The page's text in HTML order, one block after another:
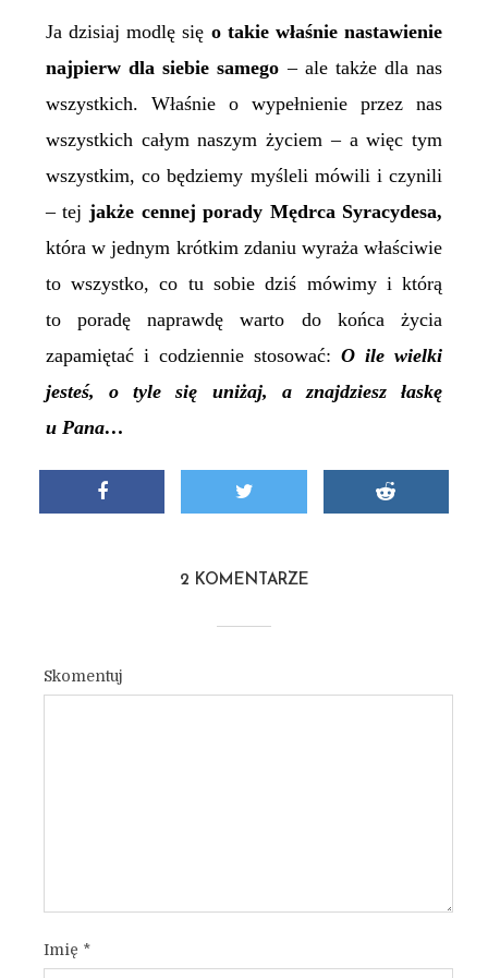
Ja dzisiaj modlę się o takie właśnie nastawienie
najpierw dla siebie samego– ale także dla nas
wszystkich. Właśnie o wypełnienie przez nas
wszystkich całym naszym życiem – a więc tym
wszystkim, co będziemy myśleli mówili i czynili
– tej jakże cennej porady Mędrca Syracydesa,
która w jednym krótkim zdaniu wyraża właściwie
to wszystko, co tu sobie dziś mówimy i którą
to poradę naprawdę warto do końca życia
zapamiętać i codziennie stosować:O ile wielki
jesteś, o tyle się uniżaj, a znajdziesz łaskę
u Pana…
2 KOMENTARZE
Skomentuj
Imię *